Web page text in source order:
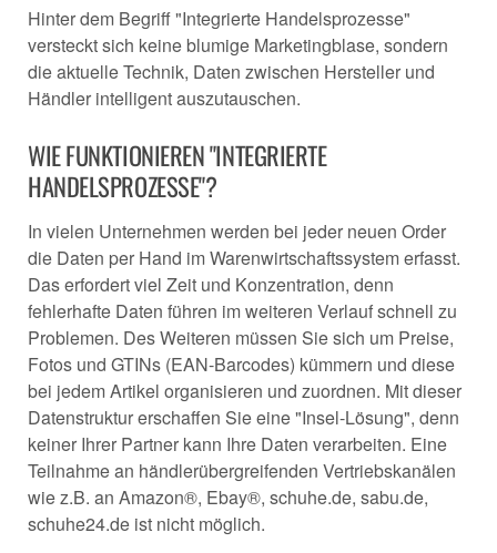
Hinter dem Begriff "Integrierte Handelsprozesse"
versteckt sich keine blumige Marketingblase, sondern
die aktuelle Technik, Daten zwischen Hersteller und
Händler intelligent auszutauschen.
WIE FUNKTIONIEREN "INTEGRIERTE
HANDELSPROZESSE"?
In vielen Unternehmen werden bei jeder neuen Order
die Daten per Hand im Warenwirtschaftssystem erfasst.
Das erfordert viel Zeit und Konzentration, denn
fehlerhafte Daten führen im weiteren Verlauf schnell zu
Problemen. Des Weiteren müssen Sie sich um Preise,
Fotos und GTINs (EAN-Barcodes) kümmern und diese
bei jedem Artikel organisieren und zuordnen. Mit dieser
Datenstruktur erschaffen Sie eine "Insel-Lösung", denn
keiner Ihrer Partner kann Ihre Daten verarbeiten. Eine
Teilnahme an händlerübergreifenden Vertriebskanälen
wie z.B. an Amazon®, Ebay®, schuhe.de, sabu.de,
schuhe24.de ist nicht möglich.